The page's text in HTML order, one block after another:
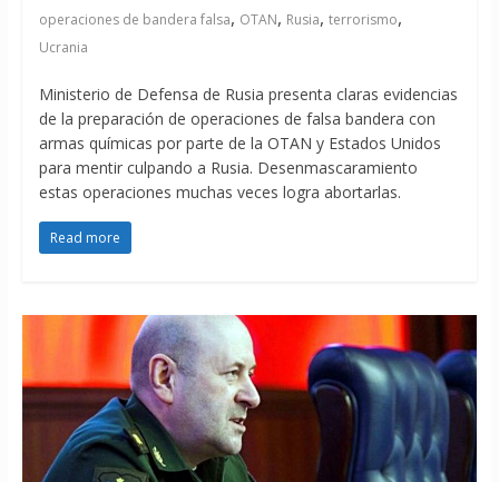
operaciones de bandera falsa, OTAN, Rusia, terrorismo,
Ucrania
Ministerio de Defensa de Rusia presenta claras evidencias
de la preparación de operaciones de falsa bandera con
armas químicas por parte de la OTAN y Estados Unidos
para mentir culpando a Rusia. Desenmascaramiento
estas operaciones muchas veces logra abortarlas.
Read more